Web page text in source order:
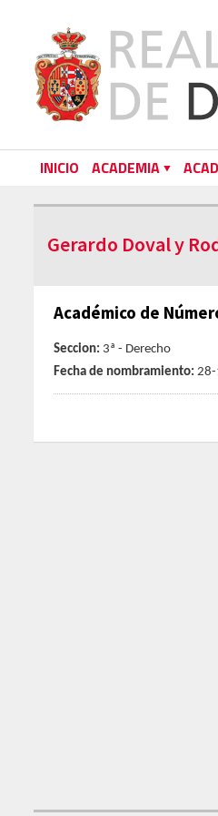
INICIO ACADEMIA
Gerardo Doval y
Académico de
Seccion: 3ª - Derecho
Fecha de nombramiento: